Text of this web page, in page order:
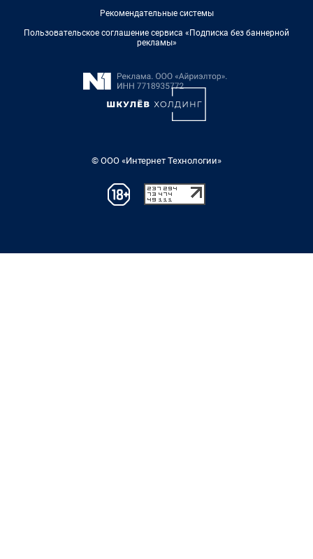
Рекомендательные системы
Пользовательское соглашение сервиса «Подписка без баннерной
рекламы»
© ООО «Интернет Технологии»